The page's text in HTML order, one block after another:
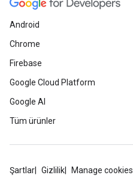
Android
Chrome
Firebase
Google Cloud Platform
Google AI
Tüm ürünler
Şartlar Gizlilik Manage cookies